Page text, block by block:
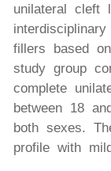
unilateral cleft
fillers based
study group
complete
between 18
both sexes.
profile with